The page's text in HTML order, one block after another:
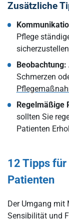
Zusätzliche
Pflege
Beobachtung:
Schmerzen
Regelmäßige
sollten Sie
Patienten
12 Tipps
Patienten
Der Umgang mit
Sensibilität und